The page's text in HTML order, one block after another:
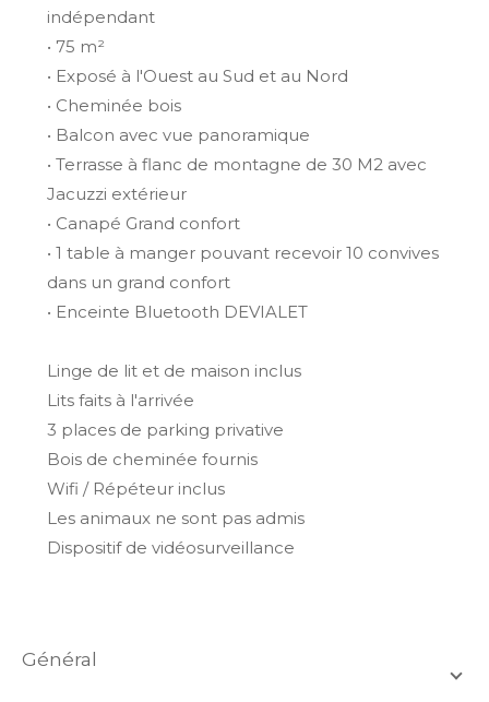
indépendant
• 75 m²
• Exposé à l'Ouest au Sud et au Nord
• Cheminée bois
• Balcon avec vue panoramique
• Terrasse à flanc de montagne de 30 M2 avec
Jacuzzi extérieur
• Canapé Grand confort
• 1 table à manger pouvant recevoir 10 convives
dans un grand confort
• Enceinte Bluetooth DEVIALET
Linge de lit et de maison inclus
Lits faits à l'arrivée
3 places de parking privative
Bois de cheminée fournis
Wifi / Répéteur inclus
Les animaux ne sont pas admis
Dispositif de vidéosurveillance
général